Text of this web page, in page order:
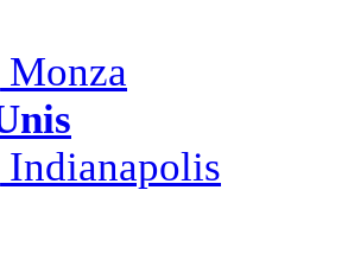
Monza
Indianapolis